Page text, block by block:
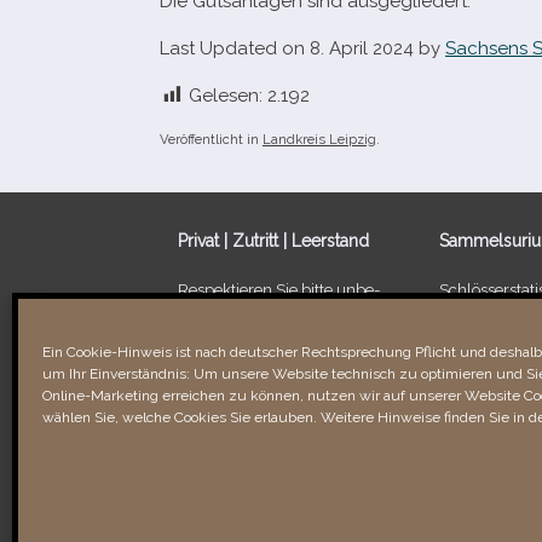
Ein Cookie-Hinweis ist nach deutscher Rechtsprechung Pflicht und
um Ihr Einverständnis: Um unsere Website technisch zu optimieren und
Online-Marketing erreichen zu können, nutzen wir auf unserer Website
wählen Sie, welche Cookies Sie erlauben. Weitere Hinweise finden Sie in
Last Updated on 8. April 2024 by Sachsens
Gelesen: 2.192
Veröffentlicht in Landkreis Leipzig
Privat | Zutritt | Leerstand
Respektieren Sie bitte unbe­
Verbotsschilder. Unbefugtes
Betreten kann recht­li­che
Folgen für Sie haben!
Ein Schloss
Links &